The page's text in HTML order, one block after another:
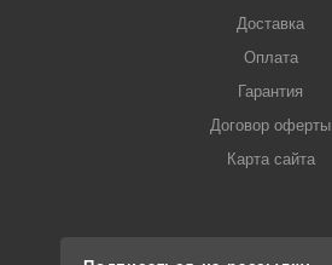
Доставка
Оплата
Гарантия
Договор оферты
Карта сайта